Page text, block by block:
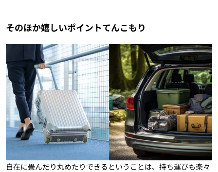
そのほか嬉しいポイントてんこもり
自在に畳んだり丸めたりできるということは、持ち運びも楽々